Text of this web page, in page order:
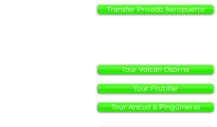
Transfer Privado Aeropuerto
Tour Volcán Osorno
Tour Frutillar
Tour Ancud & Pingüineras